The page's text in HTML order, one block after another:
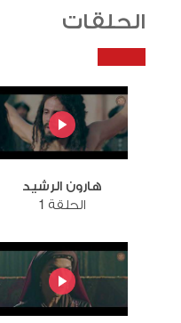
الحلقات
هارون الرشيد
الحلقة 1